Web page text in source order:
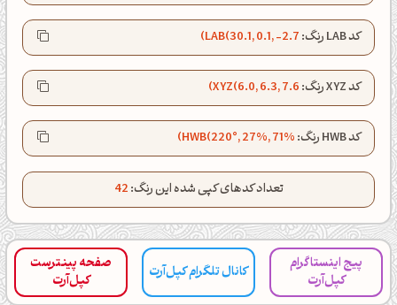
کد LAB رنگ: LAB(30.1, 0.1, -2.7)
کد XYZ رنگ: XYZ(6.0, 6.3, 7.6)
کد HWB رنگ: HWB(220°, 27%, 71%)
تعداد کدهای کپی شده این رنگ:42
پیج اینستاگرام
کپل‌آرت
کانال تلگرام کپل‌آرت
صفحه پینترست
کپل‌آرت
کپل‌آرت رو دنبال کن!
کانال تلگرام
اینستاگرام
کانال ایــتا
کانال بلـــه
اَپ اندروید اَپ ویندوز